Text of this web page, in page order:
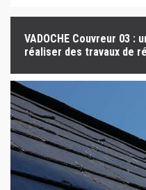
VADOCHE Couvreur 03
réaliser des travaux de